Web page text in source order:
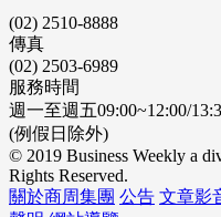
(02) 2510-8888
傳真
(02) 2503-6989
服務時間
週一至週五09:00~12:00/
(例假日除外)
© 2019 Business Weekly a
Rights Reserved.
關於商周集團 公告 文章影